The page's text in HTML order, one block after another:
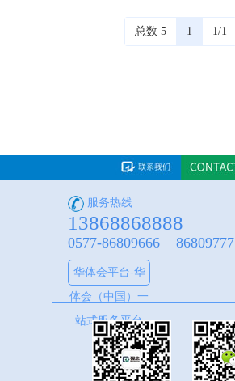
总数 5 1 1/1
服务热线
13868868888
0577-86809666 86809777
华体会平台-华
体会（中国）一
站式服务平台